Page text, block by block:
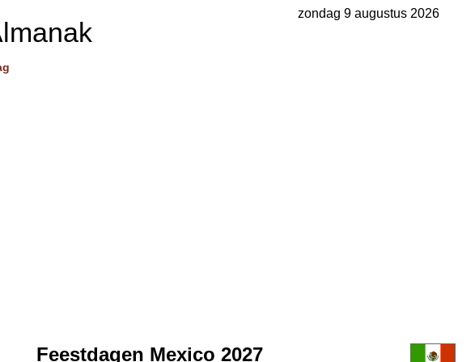
zondag 9 augustus 2026
Feestdagen Mexico 2027